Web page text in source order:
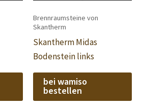
Brennraumsteine von
Skantherm
Skantherm Midas
Bodenstein links
bei wamiso
bestellen